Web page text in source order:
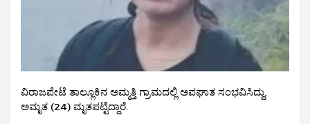
ವಿರಾಜಪೇಟೆ ತಾಲ್ಲೂಕಿನ ಅಮ್ಮತ್ತಿ ಗ್ರಾಮದಲ್ಲಿ ಅಪಘಾತ ಸಂಭವಿಸಿದ್ದು,
ಅಮೃತ (24) ಮೃತಪಟ್ಟಿದ್ದಾರೆ.